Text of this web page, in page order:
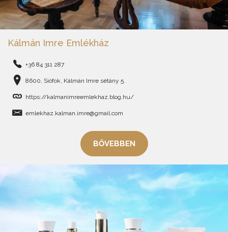
Kálmán Imre Emlékház
+36 84 311 287
8600, Siófok, Kálmán Imre sétány 5.
https://kalmanimreemlekhaz.blog.hu/
emlekhaz.kalman.imre@gmail.com
BŐVEBBEN